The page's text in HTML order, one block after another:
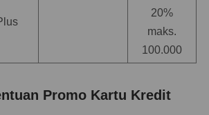
20%
maks.
100.000
Promo Kartu Kredit